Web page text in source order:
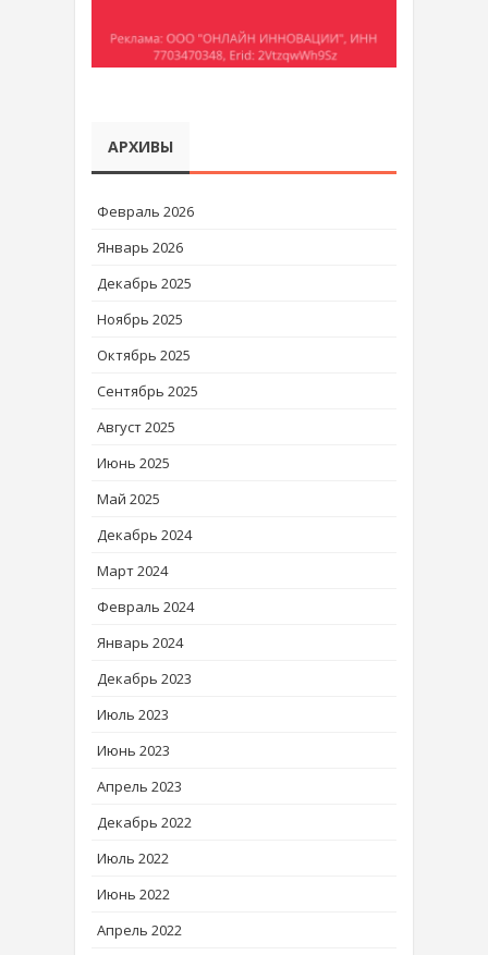
АРХИВЫ
Февраль 2026
Январь 2026
Декабрь 2025
Ноябрь 2025
Октябрь 2025
Сентябрь 2025
Август 2025
Июнь 2025
Май 2025
Декабрь 2024
Март 2024
Февраль 2024
Январь 2024
Декабрь 2023
Июль 2023
Июнь 2023
Апрель 2023
Декабрь 2022
Июль 2022
Июнь 2022
Апрель 2022